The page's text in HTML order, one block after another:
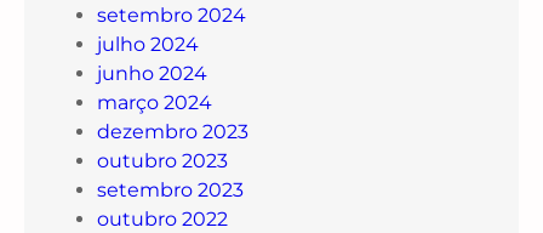
setembro 2024
julho 2024
junho 2024
março 2024
dezembro 2023
outubro 2023
setembro 2023
outubro 2022